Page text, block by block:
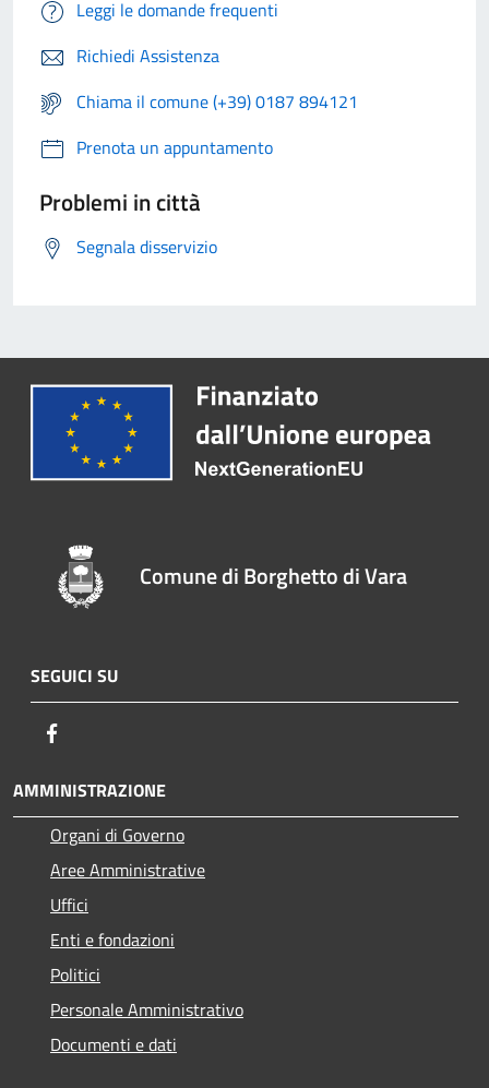
Leggi le domande frequenti
Richiedi Assistenza
Chiama il comune (+39) 0187 894121
Prenota un appuntamento
Problemi in città
Segnala disservizio
Comune di Borghetto di Vara
SEGUICI SU
AMMINISTRAZIONE
Organi di Governo
Aree Amministrative
Uffici
Enti e fondazioni
Politici
Personale Amministrativo
Documenti e dati